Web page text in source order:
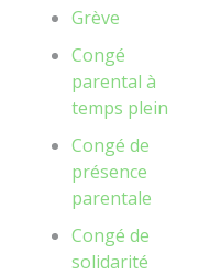
Grève
Congé
parental à
temps plein
Congé de
présence
parentale
Congé de
solidarité